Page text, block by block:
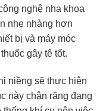
nghệ nha khoa
nhẹ nhàng hơn
bị và máy móc
gây tê tốt.
niềng sẽ thực hiện
này chân răng đang